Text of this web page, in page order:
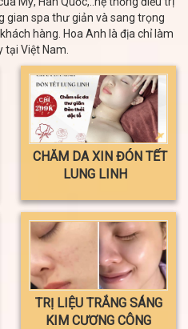
gian spa thư giản và sang trọng
hàng. Hoa Anh là địa chỉ làm
tại Việt Nam.
CHĂM DA XIN ĐÓN TẾT
LUNG LINH
TRỊ LIỆU TRẮNG SÁNG
KIM CƯƠNG CÔNG